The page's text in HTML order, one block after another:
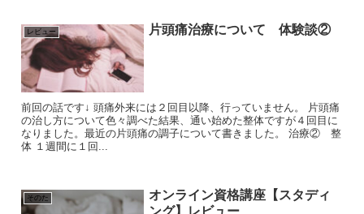
レビュー 片頭痛治療について 体験談②
前回の話です↓ 頭痛外来には２回目以降、行っていません。 片頭痛
の治し方について色々調べた結果、通い始めた整体ですが４回目に
なりました。最近の片頭痛の調子について書きました。 治療② 整
体 １週間に１回...
そのた
オンライン資格講座【スタディ
ング】レビュー